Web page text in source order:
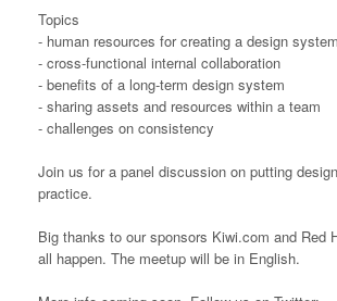
Topics
- human resources for creating a design system
- cross-functional internal collaboration
- benefits of a long-term design system
- sharing assets and resources within a team
- challenges on consistency
Join us for a panel discussion on putting
practice.
Big thanks to our sponsors Kiwi.com and Red
all happen. The meetup will be in English.